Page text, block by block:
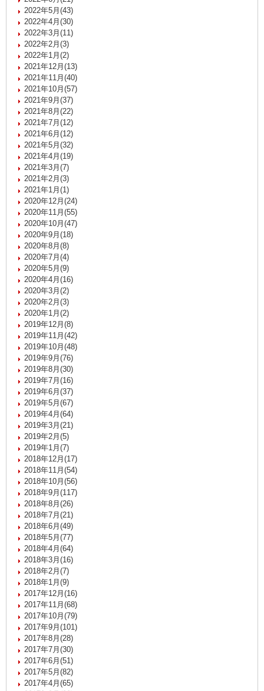
2022年5月(43)
2022年4月(30)
2022年3月(11)
2022年2月(3)
2022年1月(2)
2021年12月(13)
2021年11月(40)
2021年10月(57)
2021年9月(37)
2021年8月(22)
2021年7月(12)
2021年6月(12)
2021年5月(32)
2021年4月(19)
2021年3月(7)
2021年2月(3)
2021年1月(1)
2020年12月(24)
2020年11月(55)
2020年10月(47)
2020年9月(18)
2020年8月(8)
2020年7月(4)
2020年5月(9)
2020年4月(16)
2020年3月(2)
2020年2月(3)
2020年1月(2)
2019年12月(8)
2019年11月(42)
2019年10月(48)
2019年9月(76)
2019年8月(30)
2019年7月(16)
2019年6月(37)
2019年5月(67)
2019年4月(64)
2019年3月(21)
2019年2月(5)
2019年1月(7)
2018年12月(17)
2018年11月(54)
2018年10月(56)
2018年9月(117)
2018年8月(26)
2018年7月(21)
2018年6月(49)
2018年5月(77)
2018年4月(64)
2018年3月(16)
2018年2月(7)
2018年1月(9)
2017年12月(16)
2017年11月(68)
2017年10月(79)
2017年9月(101)
2017年8月(28)
2017年7月(30)
2017年6月(51)
2017年5月(82)
2017年4月(65)